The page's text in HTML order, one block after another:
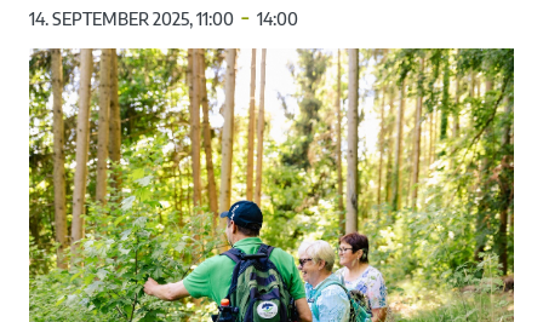
14. SEPTEMBER 2025, 11:00 - 14:00